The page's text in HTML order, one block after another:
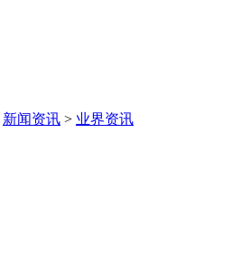
新闻资讯 > 业界资讯